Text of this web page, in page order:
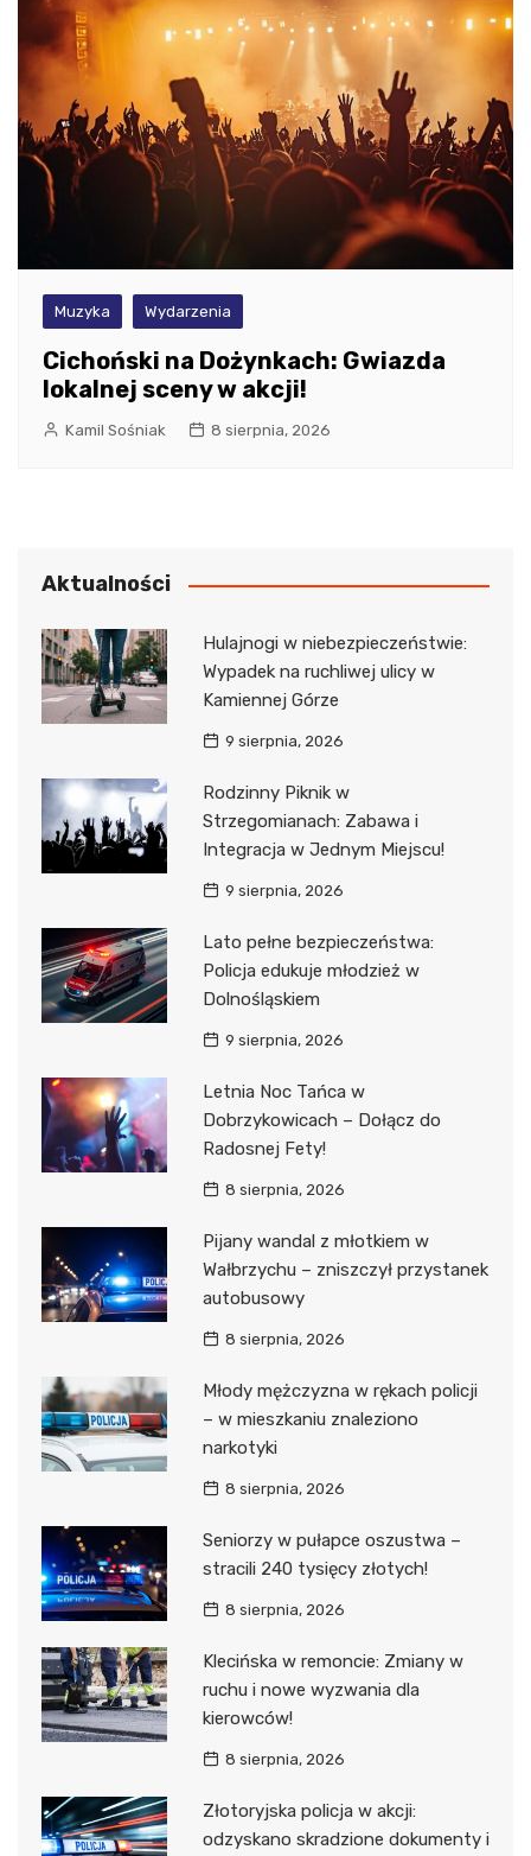
Muzyka Wydarzenia
Cichoński na Dożynkach: Gwiazda
lokalnej sceny w akcji!
Kamil Sośniak 8 sierpnia, 2026
Aktualności
Hulajnogi w niebezpieczeństwie:
Wypadek na ruchliwej ulicy w
Kamiennej Górze
9 sierpnia, 2026
Rodzinny Piknik w
Strzegomianach: Zabawa i
Integracja w Jednym Miejscu!
9 sierpnia, 2026
Lato pełne bezpieczeństwa:
Policja edukuje młodzież w
Dolnośląskiem
9 sierpnia, 2026
Letnia Noc Tańca w
Dobrzykowicach – Dołącz do
Radosnej Fety!
8 sierpnia, 2026
Pijany wandal z młotkiem w
Wałbrzychu – zniszczył przystanek
autobusowy
8 sierpnia, 2026
Młody mężczyzna w rękach policji
– w mieszkaniu znaleziono
narkotyki
8 sierpnia, 2026
Seniorzy w pułapce oszustwa –
stracili 240 tysięcy złotych!
8 sierpnia, 2026
Klecińska w remoncie: Zmiany w
ruchu i nowe wyzwania dla
kierowców!
8 sierpnia, 2026
Złotoryjska policja w akcji:
odzyskano skradzione dokumenty i